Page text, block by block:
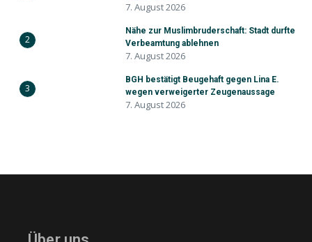
7. August 2026
2
Nähe zur Muslimbruderschaft: Stadt durfte
Verbeamtung ablehnen
7. August 2026
3
BGH bestätigt Beugehaft gegen Lina E.
wegen verweigerter Zeugenaussage
7. August 2026